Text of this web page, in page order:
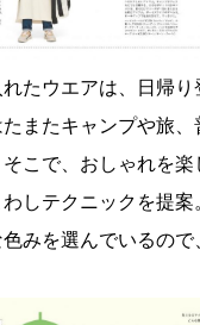
たウエアは、日帰り
またキャンプや旅、
こで、おしゃれを楽
しテクニックを提
みを選んでいるの